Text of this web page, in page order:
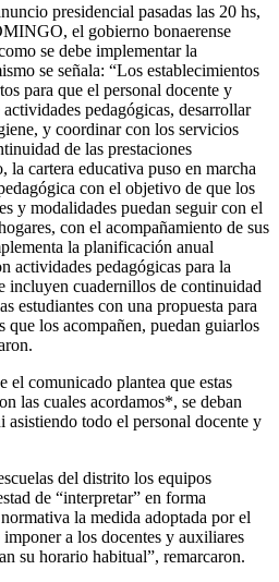
presidencial pasadas las 20 hs,
el gobierno bonaerense
se debe implementar la
se señala: “Los establecimientos
para que el personal docente y
pedagógicas, desarrollar
y coordinar con los servicios
de las prestaciones
la cartera educativa puso en marcha
con el objetivo de que los
y modalidades puedan seguir con el
con el acompañamiento de sus
la planificación anual
actividades pedagógicas para la
incluyen cuadernillos de continuidad
estudiantes con una propuesta para
que los acompañen, puedan guiarlos
el comunicado plantea que estas
las cuales acordamos*, se deban
todo el personal docente y
del distrito los equipos
de “interpretar” en forma
la medida adoptada por el
a los docentes y auxiliares
su horario habitual”, remarcaron.